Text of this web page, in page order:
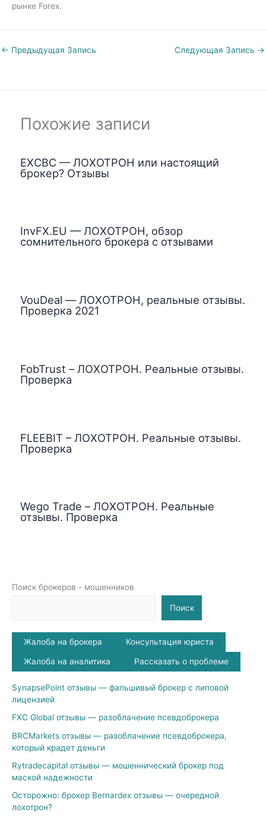
Поиск брокеров - мошенников
Поиск
Жалоба на брокера Консультация юриста
Жалоба на аналитика Рассказать о проблеме
SynapsePoint отзывы — фальшивый брокер с липовой
лицензией
FXC Global отзывы — разоблачение псевдоброкера
BRCMarkets отзывы — разоблачение псевдоброкера,
который крадет деньги
Rytradecapital отзывы — мошеннический брокер под
маской надежности
Осторожно: брокер Bernardex отзывы — очередной
лохотрон?
рынке Forex.
← Предыдущая Запись Следующая Запись →
Похожие записи
EXCBC — ЛОХОТРОН или настоящий
брокер? Отзывы
InvFX.EU — ЛОХОТРОН, обзор
сомнительного брокера с отзывами
VouDeal — ЛОХОТРОН, реальные отзывы.
Проверка 2021
FobTrust – ЛОХОТРОН. Реальные отзывы.
Проверка
FLEEBIT – ЛОХОТРОН. Реальные отзывы.
Проверка
Wego Trade – ЛОХОТРОН. Реальные
отзывы. Проверка